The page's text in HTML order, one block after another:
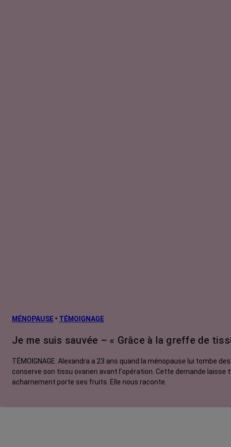
MÉNOPAUSE • TÉMOIGNAGE
Je me suis sauvée – « Grâce à la greffe de
TÉMOIGNAGE. Alexandra a 23 ans quand la ménopause lui tombe
conserve son tissu ovarien avant l'opération. Cette demande laisse
acharnement porte ses fruits. Elle nous raconte.